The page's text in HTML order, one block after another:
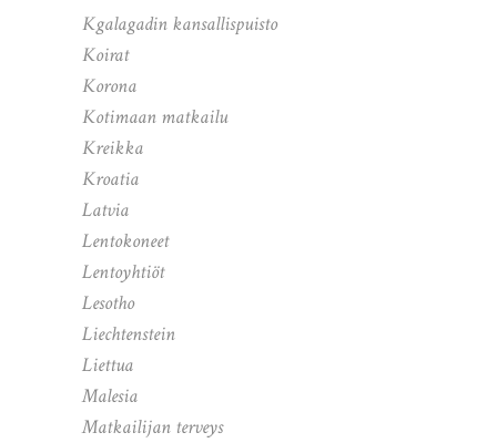
Kgalagadin kansallispuisto
Koirat
Korona
Kotimaan matkailu
Kreikka
Kroatia
Latvia
Lentokoneet
Lentoyhtiöt
Lesotho
Liechtenstein
Liettua
Malesia
Matkailijan terveys